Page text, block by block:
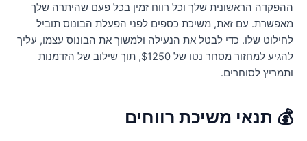
הראשונית שלך וכל רווח זמין בכל פעם שהיתרה שלך
עם זאת, משיכת כספים לפני הפעלת הבונוס תוביל
שלו. כדי לבטל את הנעילה ולמשוך את הבונוס עצמו, עליך
להגיע למחזור מסחר נטו של $1250, תוך שילוב של הזדמנות
לסוחרים.
תנאי משיכת רווחים